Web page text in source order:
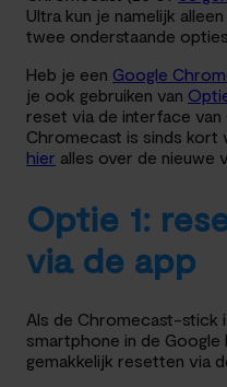
Ultra kun je namelijk
twee onderstaande
Heb je een Google
je ook gebruiken van
reset via de interface van
Chromecast is sinds kort
hier alles over de nieuwe
Optie 1:
via de app
Als de Chromecast-stick
smartphone in de Google
gemakkelijk resetten via